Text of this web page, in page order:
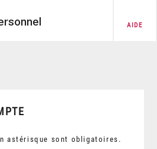
AIDE
astérisque sont obligatoires.